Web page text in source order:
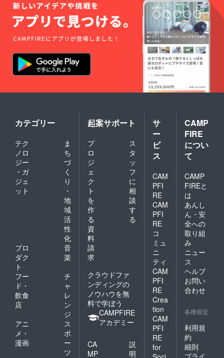
2018.04
発明工
学会，特許
と試作と売
り込みに付
いて講演
2018.05 日
刊工業新聞
社 発行月間
実践 簡単
設計計算ラ
ンダムファ
イル(Part1)
文 ID
4002154498
2 研究者ID
9000390877
845 (J-
GLOBAL)
https://pub.ni
kkan.co.jp/co
mpany/c102
07.html
設計技術指
導
北海道内
及び東京都
並びに大阪
カテゴリー
テク
ノロ
ジー
・ガ
ジェ
ット
ま
ち
づ
く
り
・
地
域
活
性
化
プロ
ダク
ト
音
楽
フー
ド・
飲食
店
チ
ャ
レ
ン
ジ
アニ
メ・
漫画
ス
ポ
ー
ツ
起案サポート
プ
ロ
ジ
ェ
ク
ト
を
作
る
ス
タ
ッ
フ
に
相
談
す
る
資
料
請
求
クラウドファ
ンディングの
ノウハウを無
料で学ぼう
CAMPFIRE
アカデミー
CA
MP
説
明
サ
ー
ビ
ス
CAM
PFI
RE
CAM
PFI
RE
コ
ミュ
ニ
ティ
CAM
PFI
RE
Crea
tion
CAM
PFI
RE
for
CAMP
FIRE
につい
て
CAMP
FIREと
は
あんし
ん・安
全への
取り組
み
ニュー
ス
ヘルプ
お問い
合わせ
各種規定
利用規
約
細則
プライ